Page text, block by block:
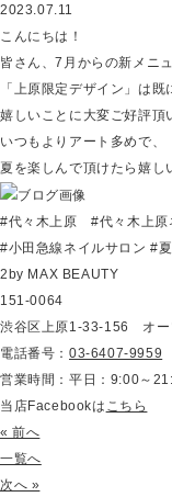
2023.07.11
こんにちは！
皆さん、7月からの新メニ
「上原限定デザイン」は
嬉しいことに大変ご好評頂
いつもよりアート多めで、
夏を楽しんで頂けたら嬉し
#代々木上原 #代々木上
#小田急線ネイルサロン #
2by MAX BEAUTY
151-0064
渋谷区上原1-33-156 オー
電話番号： 03-6407-9959
営業時間：平日：9:00～
当店Facebookは こちら
« 前へ
一覧へ
次へ »